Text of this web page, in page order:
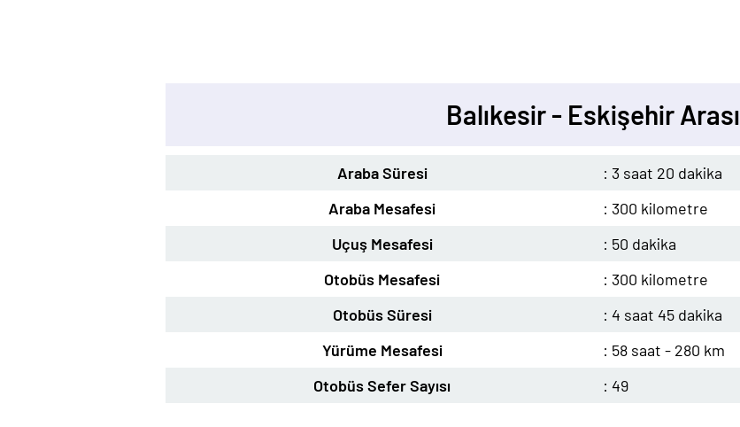
Balıkesir - Eskişehir Arası
Araba Süresi
: 3 saat 20 dakika
Araba Mesafesi
: 300 kilometre
Uçuş Mesafesi
: 50 dakika
Otobüs Mesafesi
: 300 kilometre
Otobüs Süresi
: 4 saat 45 dakika
Yürüme Mesafesi
: 58 saat - 280 km
Otobüs Sefer Sayısı
: 49